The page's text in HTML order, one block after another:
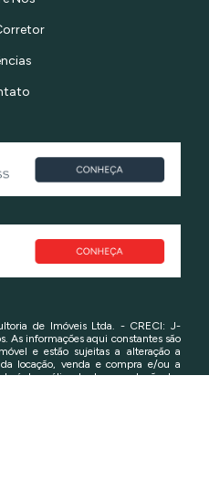
de Imóveis Ltda. - CRECI: J-
As informações aqui constantes são
e estão sujeitas a alteração a
locação, venda e compra e/ou a
da análise da documentação das